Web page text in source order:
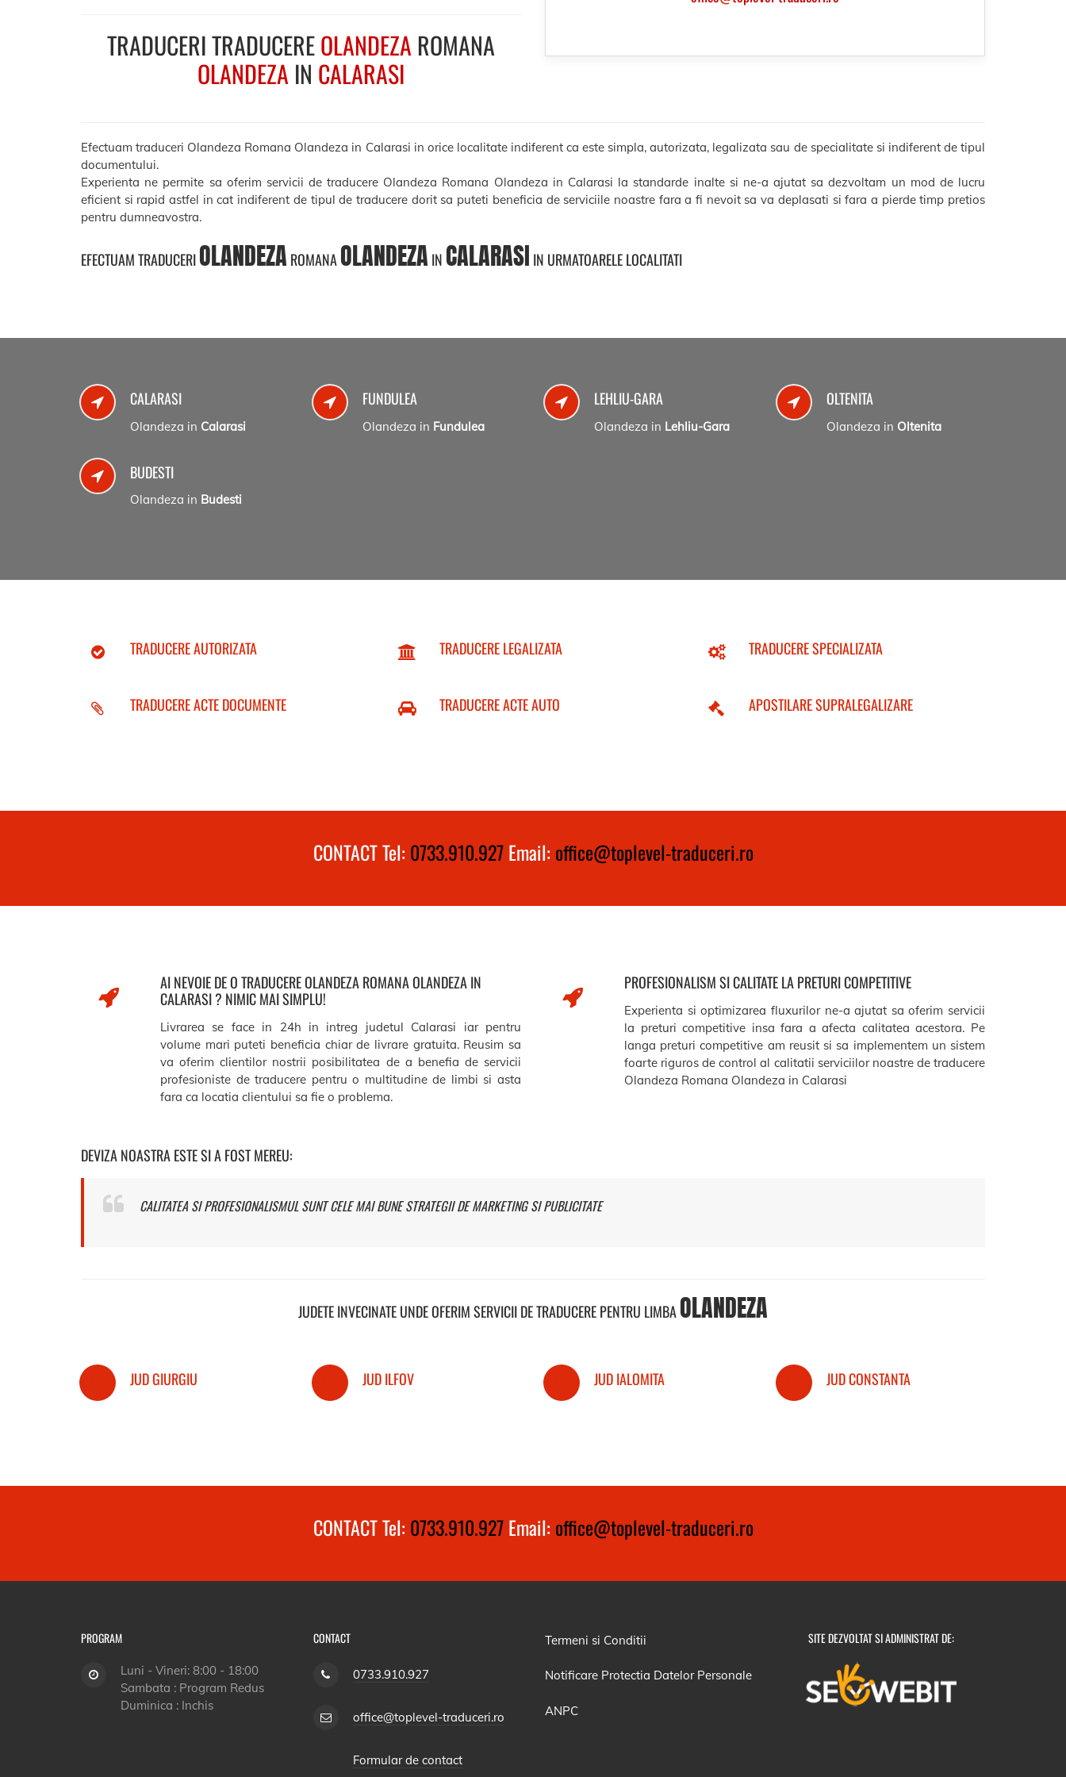
TRADUCERI TRADUCEREOLANDEZA ROMANA
OLANDEZA IN CALARASI
Efectuam traduceri Olandeza Romana Olandeza in Calarasi in orice localitate indiferent ca este simpla, autorizata, legalizata sau de specialitate si indiferent de tipul
documentului.
Experienta ne permite sa oferim servicii de traducere Olandeza Romana Olandeza in Calarasi la standarde inalte si ne-a ajutat sa dezvoltam un mod de lucru
eficient si rapid astfel in cat indiferent de tipul de traducere dorit sa puteti beneficia de serviciile noastre fara a fi nevoit sa va deplasati si fara a pierde timp pretios
pentru dumneavostra.
EFECTUAM TRADUCERIOLANDEZA ROMANAOLANDEZA IN CALARASI IN URMATOARELE LOCALITATI
CALARASI
Olandeza in Calarasi
FUNDULEA
Olandeza in Fundulea
LEHLIU-GARA
Olandeza in Lehliu-Gara
OLTENITA
Olandeza in Oltenita
BUDESTI
Olandeza in Budesti
TRADUCERE AUTORIZATA TRADUCERE LEGALIZATA TRADUCERE SPECIALIZATA
TRADUCERE ACTE DOCUMENTE TRADUCERE ACTE AUTO APOSTILARE SUPRALEGALIZARE
CONTACT Tel: 0733.910.927Email: office@toplevel-traduceri.ro
AI NEVOIE DE O TRADUCERE OLANDEZA ROMANA OLANDEZA IN
CALARASI ? NIMIC MAI SIMPLU!
Livrarea se face in 24h in intreg judetul Calarasi iar pentru
volume mari puteti beneficia chiar de livrare gratuita. Reusim sa
va oferim clientilor nostrii posibilitatea de a benefia de servicii
profesioniste de traducere pentru o multitudine de limbi si asta
fara ca locatia clientului sa fie o problema.
PROFESIONALISM SI CALITATE LA PRETURI COMPETITIVE
Experienta si optimizarea fluxurilor ne-a ajutat sa oferim servicii
la preturi competitive insa fara a afecta calitatea acestora. Pe
langa preturi competitive am reusit si sa implementem un sistem
foarte riguros de control al calitatii serviciilor noastre de traducere
Olandeza Romana Olandeza in Calarasi
DEVIZA NOASTRA ESTE SI A FOST MEREU:
CALITATEA SI PROFESIONALISMUL SUNT CELE MAI BUNE STRATEGII DE MARKETING SI PUBLICITATE
JUDETE INVECINATE UNDE OFERIM SERVICII DE TRADUCERE PENTRU LIMBAOLANDEZA
JUD GIURGIU JUD ILFOV JUD IALOMITA JUD CONSTANTA
CONTACT Tel: 0733.910.927Email: office@toplevel-traduceri.ro
PROGRAM
Luni - Vineri: 8:00 - 18:00
Sambata : Program Redus
Duminica : Inchis
CONTACT
0733.910.927
office@toplevel-traduceri.ro
Formular de contact
Termeni si Conditii
Notificare Protectia Datelor Personale
ANPC
SITE DEZVOLTAT SI ADMINISTRAT DE: